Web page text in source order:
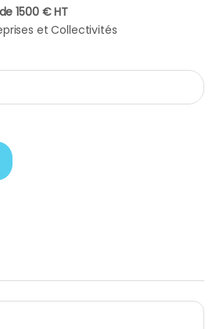
1500 € HT
et Collectivités
baiser blanc quantity